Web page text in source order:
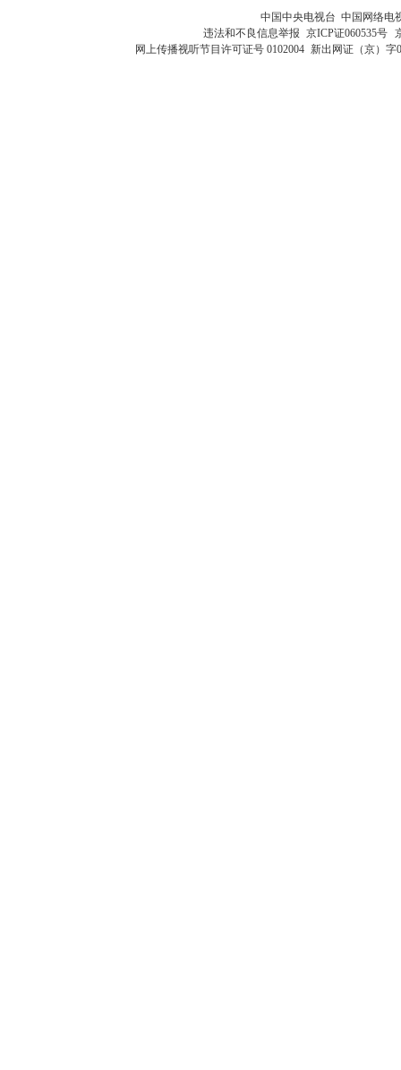
中国中央电视台 中国网络电
违法和不良信息举报 京ICP证060535号
网上传播视听节目许可证号 0102004 新出网证（京）